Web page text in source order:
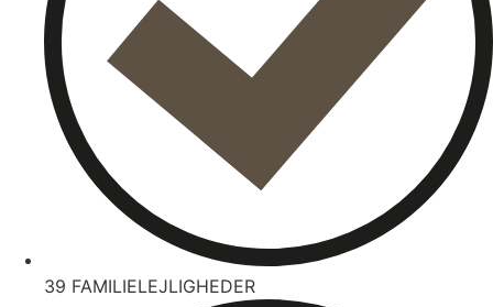
39 FAMILIELEJLIGHEDER